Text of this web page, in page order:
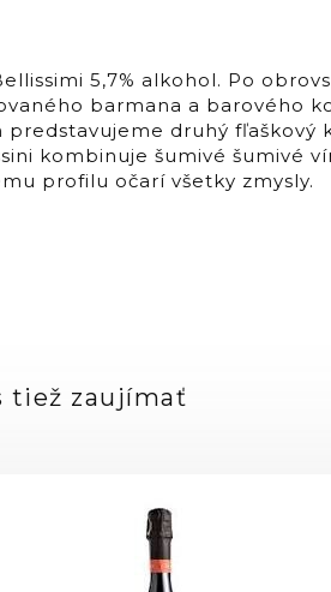
5,7% alkohol. Po
barmana a barového
predstavujeme druhý fľaškový
kombinuje šumivé šumivé
profilu očarí všetky zmysly.
tiež zaujímať